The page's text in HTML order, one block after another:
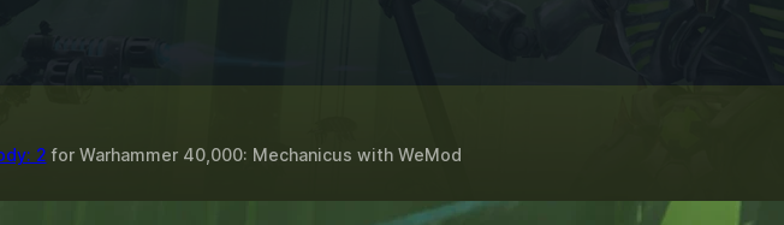
2 for Warhammer 40,000: Mechanicus with WeMod